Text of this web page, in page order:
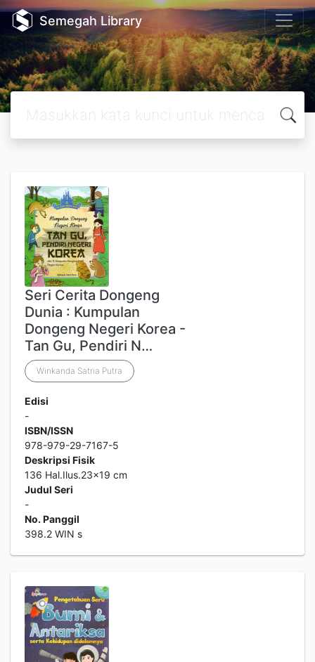
Semegah Library
Seri Cerita Dongeng
Dunia : Kumpulan
Dongeng Negeri Korea -
Tan Gu, Pendiri N…
Winkanda Satria Putra
Edisi
-
ISBN/ISSN
978-979-29-7167-5
Deskripsi Fisik
136 Hal.Ilus.23x19 cm
Judul Seri
-
No. Panggil
398.2 WIN s